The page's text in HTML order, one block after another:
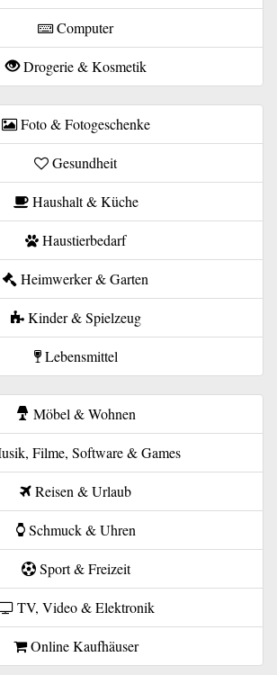
Computer
Drogerie & Kosmetik
Foto & Fotogeschenke
Gesundheit
Haushalt & Küche
Haustierbedarf
Heimwerker & Garten
Kinder & Spielzeug
Lebensmittel
Möbel & Wohnen
Filme, Software & Games
Reisen & Urlaub
Schmuck & Uhren
Sport & Freizeit
TV, Video & Elektronik
Online Kaufhäuser